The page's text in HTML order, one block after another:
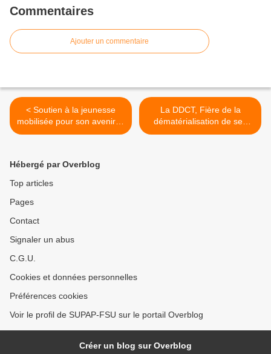
Commentaires
Ajouter un commentaire
< Soutien à la jeunesse
mobilisée pour son avenir le
16 mars
La DDCT, Fière de la
dématérialisation de ses
services publics ! Pas nous
Hébergé par Overblog
Top articles
Pages
Contact
Signaler un abus
C.G.U.
Cookies et données personnelles
Préférences cookies
Voir le profil de SUPAP-FSU sur le portail Overblog
Créer un blog sur Overblog